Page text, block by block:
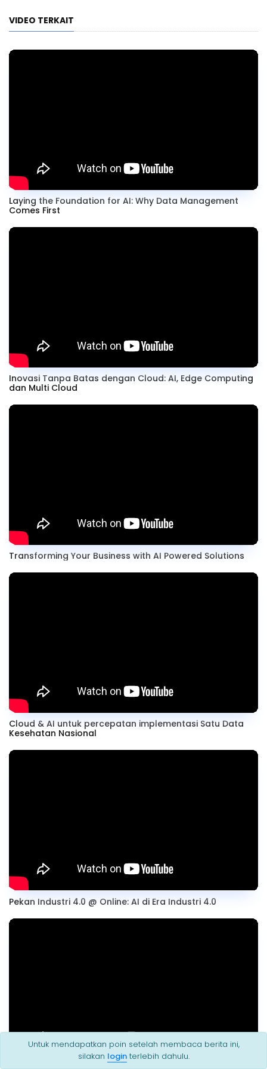
VIDEO TERKAIT
Laying the Foundation for AI: Why Data Management
Comes First
Inovasi Tanpa Batas dengan Cloud: AI, Edge Computing
dan Multi Cloud
Transforming Your Business with AI Powered Solutions
Cloud & AI untuk percepatan implementasi Satu Data
Kesehatan Nasional
Pekan Industri 4.0 @ Online: AI di Era Industri 4.0
Untuk mendapatkan poin setelah membaca berita ini,
silakan loginterlebih dahulu.